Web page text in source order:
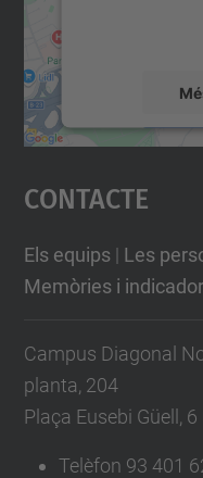
powered by
Contacte
Els equips | Les
Memòries i
Campus Diagonal
planta, 204
Plaça Eusebi Güell,
Telèfon 93 401